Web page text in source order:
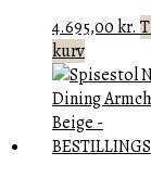
4.695,00kr.
kurv